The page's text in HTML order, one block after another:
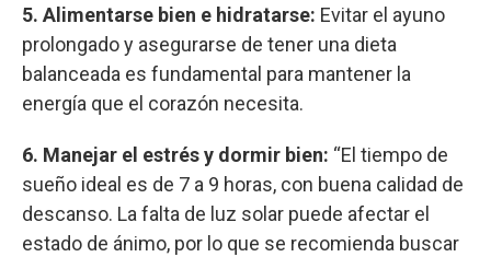
5. Alimentarse bien e hidratarse: Evitar el ayuno
prolongado y asegurarse de tener una dieta
balanceada es fundamental para mantener la
energía que el corazón necesita.
6. Manejar el estrés y dormir bien: “El tiempo de
sueño ideal es de 7 a 9 horas, con buena calidad de
descanso. La falta de luz solar puede afectar el
estado de ánimo, por lo que se recomienda buscar